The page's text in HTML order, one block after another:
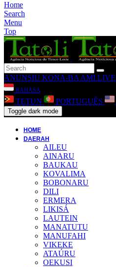
Home
Search
Menu
Top
ANUNSIU KONA-BA AMI LIVE
BAHASA
TETUN PORTUGUÊS
Toggle dark mode
HOME
DAERAH
AILEU
AINARU
BAUKAU
KOVALIMA
BOBONARU
DILI
ERMERA
LIKISÁ
LAUTEIN
MANATUTU
MANUFAHI
VIKEKE
ATAÚRU
OEKUSI